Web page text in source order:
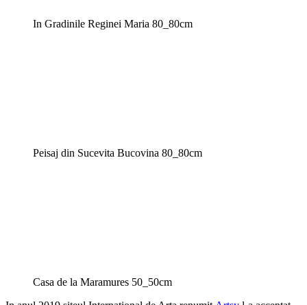
In Gradinile Reginei Maria 80_80cm
Peisaj din Sucevita Bucovina 80_80cm
Casa de la Maramures 50_50cm